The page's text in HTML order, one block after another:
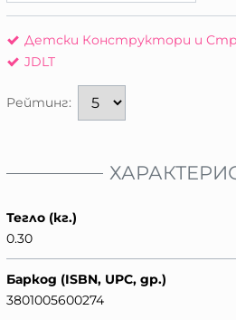
Детски Конструктори и
JDLT
Рейтинг:
Тегло (кг.)
0.30
Баркод (ISBN, UPC, др.)
3801005600274